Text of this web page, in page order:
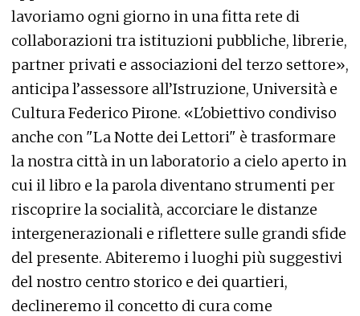
lavoriamo ogni giorno in una fitta rete di
collaborazioni tra istituzioni pubbliche, librerie,
partner privati e associazioni del terzo settore»,
anticipa l’assessore all’Istruzione, Università e
Cultura Federico Pirone. «L'obiettivo condiviso
anche con "La Notte dei Lettori" è trasformare
la nostra città in un laboratorio a cielo aperto in
cui il libro e la parola diventano strumenti per
riscoprire la socialità, accorciare le distanze
intergenerazionali e riflettere sulle grandi sfide
del presente. Abiteremo i luoghi più suggestivi
del nostro centro storico e dei quartieri,
declineremo il concetto di cura come